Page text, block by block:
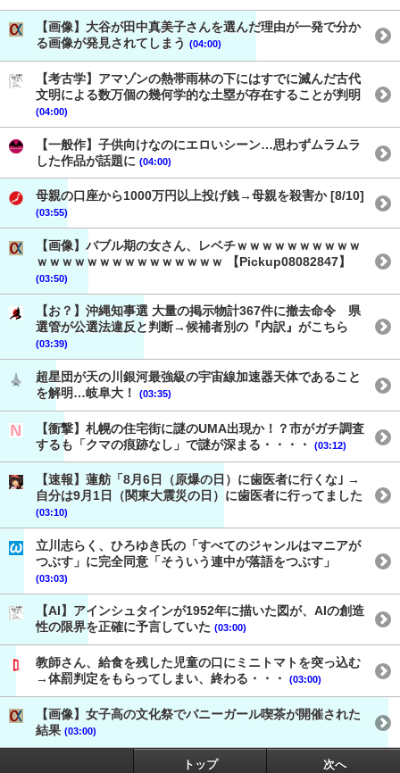
【画像】大谷が田中真美子さんを選んだ理由が一発で分か
る画像が発見されてしまう (04:00)
【考古学】アマゾンの熱帯雨林の下にはすでに滅んだ古代
文明による数万個の幾何学的な土塁が存在することが判明
(04:00)
【一般作】子供向けなのにエロいシーン…思わずムラムラ
した作品が話題に (04:00)
母親の口座から1000万円以上投げ銭→母親を殺害か [8/10]
(03:55)
【画像】バブル期の女さん、レベチｗｗｗｗｗｗｗｗｗｗ
ｗｗｗｗｗｗｗｗｗｗｗｗｗｗｗ 【Pickup08082847】
(03:50)
【お？】沖縄知事選 大量の掲示物計367件に撤去命令 県
選管が公選法違反と判断→候補者別の『内訳』がこちら
(03:39)
超星団が天の川銀河最強級の宇宙線加速器天体であること
を解明…岐阜大！
(03:35)
【衝撃】札幌の住宅街に謎のUMA出現か！？市がガチ調査
するも「クマの痕跡なし」で謎が深まる・・・・
(03:12)
【速報】蓮舫「8月6日（原爆の日）に歯医者に行くな｣ →
自分は9月1日（関東大震災の日）に歯医者に行ってました
(03:10)
立川志らく、ひろゆき氏の「すべてのジャンルはマニアが
つぶす」に完全同意「そういう連中が落語をつぶす」
(03:03)
【AI】アインシュタインが1952年に描いた図が、AIの創造
性の限界を正確に予言していた (03:00)
教師さん、給食を残した児童の口にミニトマトを突っ込む
→体罰判定をもらってしまい、終わる・・・
(03:00)
【画像】女子高の文化祭でバニーガール喫茶が開催された
結果 (03:00)
トップ 次へ